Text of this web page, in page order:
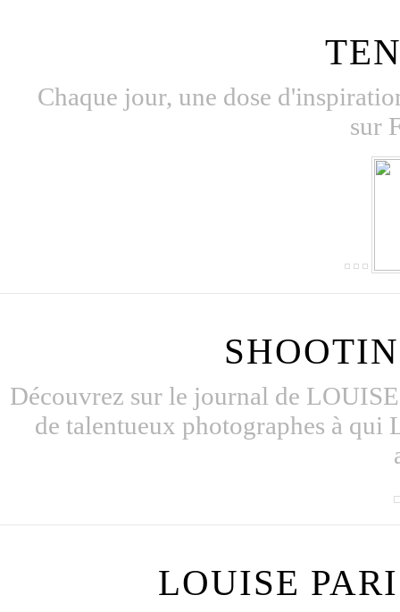
Chaque jour, une dose
sur
Découvrez sur le journal de
de talentueux photographes à qui
LOUISE